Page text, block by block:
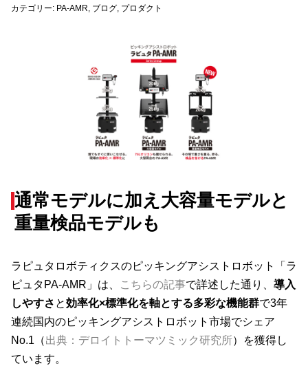
カテゴリー: PA-AMR, ブログ, プロダクト
通常モデルに加え大容量モデルと
重量検品モデルも
ラピュタロボティクスのピッキングアシストロボット「ラ
ピュタPA-AMR」は、
こちらの記事で詳述した通り、 導入
しやすさ と効率化×標準化を軸とする多彩な機能群で3年
連続国内のピッキングアシストロボット市場でシェア
No.1（出典：デロイトトーマツミック研究所）を獲得し
ています。